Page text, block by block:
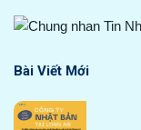
Bài Viết Mới